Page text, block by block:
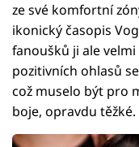
ze své komfortní
ikonický časopis
fanoušků ji ale
pozitivních ohlasů
což muselo být pro
boje, opravdu těžké.